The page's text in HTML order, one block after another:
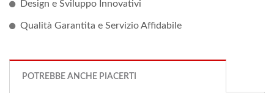
Design e Sviluppo Innovativi
Qualità Garantita e Servizio Affidabile
POTREBBE ANCHE PIACERTI